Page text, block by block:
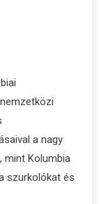
a nagy
mint Kolumbia
szurkolókat és